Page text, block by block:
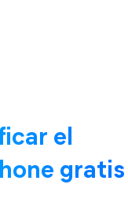
el
gratis